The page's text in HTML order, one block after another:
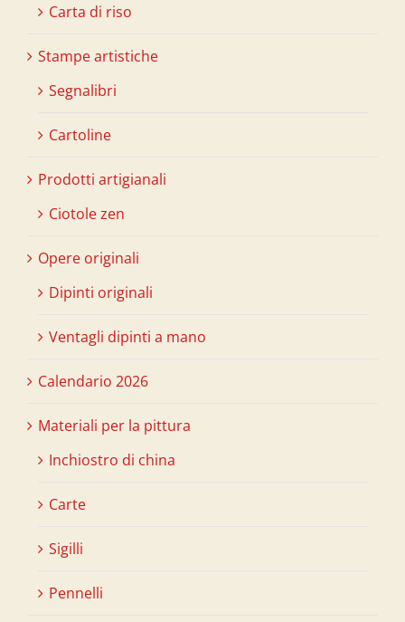
Carta di riso
Stampe artistiche
Segnalibri
Cartoline
Prodotti artigianali
Ciotole zen
Opere originali
Dipinti originali
Ventagli dipinti a mano
Calendario 2026
Materiali per la pittura
Inchiostro di china
Carte
Sigilli
Pennelli